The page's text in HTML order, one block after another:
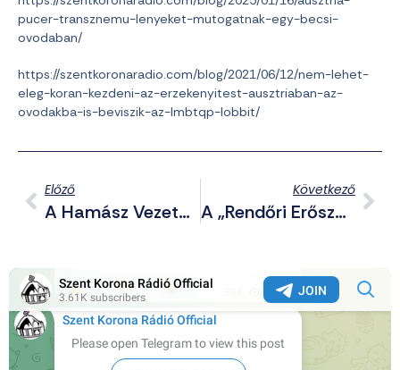
pucer-transznemu-lenyeket-mutogatnak-egy-becsi-
ovodaban/
https://szentkoronaradio.com/blog/2021/06/12/nem-lehet-
eleg-koran-kezdeni-az-erzekenyitest-ausztriaban-az-
ovodakba-is-beviszik-az-lmbtqp-lobbit/
Előző
A Hamász Vezető Reagált A Szaúdi-Francia Kezdeményezésre, Szó Sincs Lefegyverzésről
Következő
A „rendőri Erőszak Ellen” Tüntettek Az Antifák